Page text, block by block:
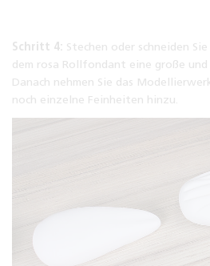
Schritt 4: Stechen oder schneiden
dem rosa Rollfondant eine große
Danach nehmen Sie das
noch einzelne Feinheiten hinzu.